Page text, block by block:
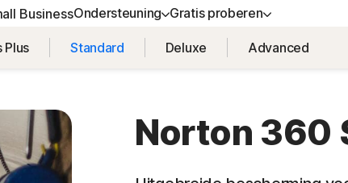
ABONNEMENTEN
Advanced
Premium
APPARAATBEVEILIGING
Norton Mobile Security voor
BusinessOndersteuning
LEREN
Premium services
Gratis proberen
GRATIS PROBEREN
Plus Standard Deluxe Advanced
Norton 360